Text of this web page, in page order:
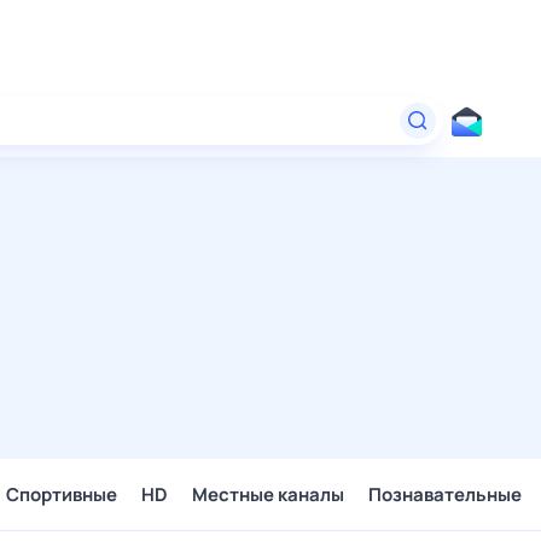
Спортивные HD Местные каналы Познавательные